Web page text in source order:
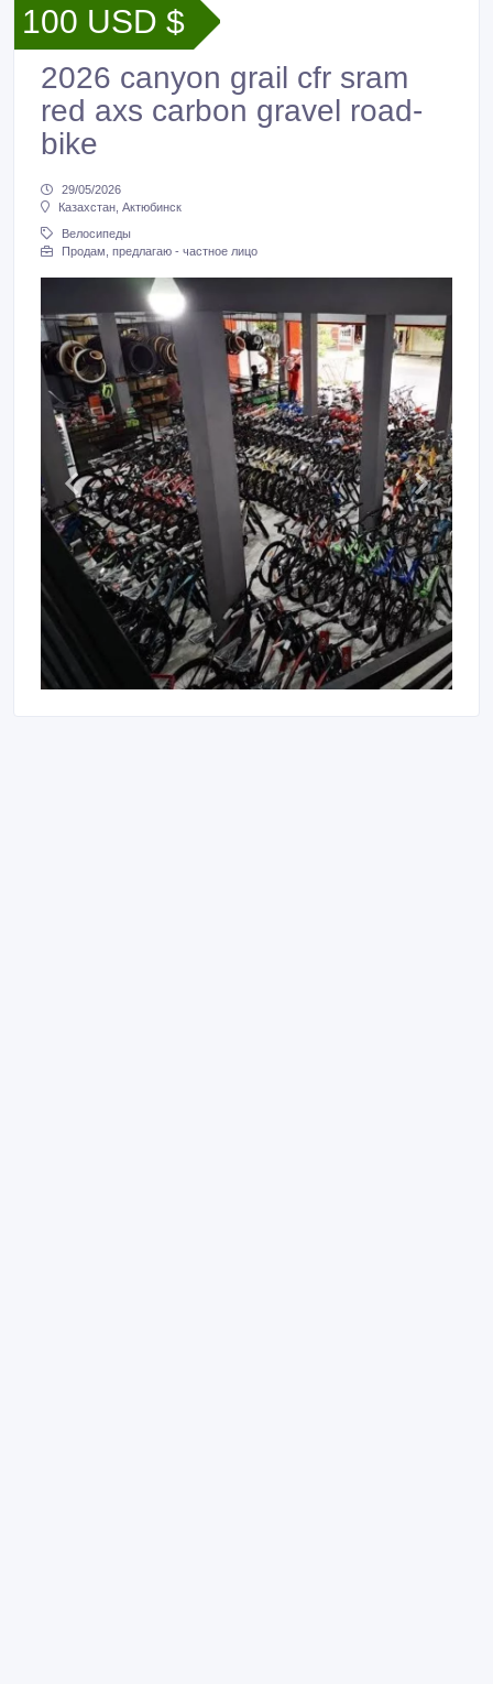
100 USD $
2026 canyon grail cfr sram
red axs carbon gravel road-
bike
29/05/2026
Казахстан, Актюбинск
Велосипеды
Продам, предлагаю - частное лицо